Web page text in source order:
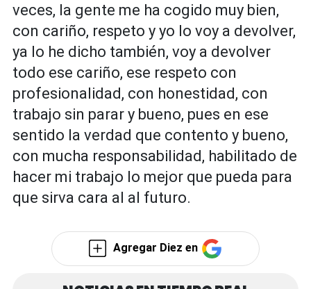
veces, la gente me ha cogido muy bien,
con cariño, respeto y yo lo voy a devolver,
ya lo he dicho también, voy a devolver
todo ese cariño, ese respeto con
profesionalidad, con honestidad, con
trabajo sin parar y bueno, pues en ese
sentido la verdad que contento y bueno,
con mucha responsabilidad, habilitado de
hacer mi trabajo lo mejor que pueda para
que sirva cara al al futuro.
Agregar Diez en